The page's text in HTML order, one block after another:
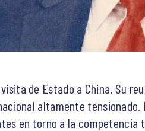
de Estado a China. Su
altamente
en torno a la competencia